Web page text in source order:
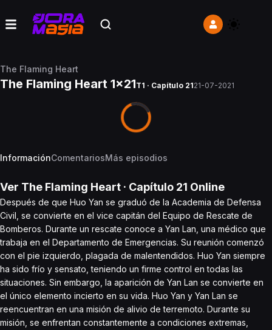
The Flaming Heart
The Flaming Heart 1x21T1 · Capítulo 2121-07-2021
InformaciónComentariosMás episodios
Ver The Flaming Heart · Capítulo 21 Online
Después de que Huo Yan se graduó de la Academia de Defensa
Civil, se convierte en el vice capitán del Equipo de Rescate de
Bomberos. Durante un rescate conoce a Yan Lan, una médico que
trabaja en el Departamento de Emergencias. Su reunión comenzó
con el pie izquierdo, plagada de malentendidos. Huo Yan siempre
ha sido frío y sensato, teniendo un firme control en todas las
situaciones. Sin embargo, la aparición de Yan Lan se convierte en
el único elemento incierto en su vida. Huo Yan y Yan Lan se
reencuentran en una misión de alivio de terremoto. Durante su
misión, se enfrentan constantemente a condiciones extremas,